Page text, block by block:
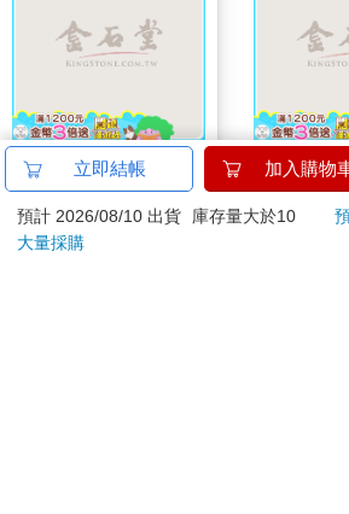
今周刊07月2026第
1546期
99 特價 94 元
大家說英
2026(雲端
220 特價
立即結帳 加入購物
預計 2026/08/10 出貨 庫存量大於10
大量採購